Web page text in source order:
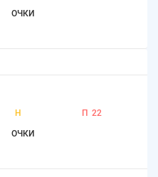
ОЧКИ
Н П 22
ОЧКИ